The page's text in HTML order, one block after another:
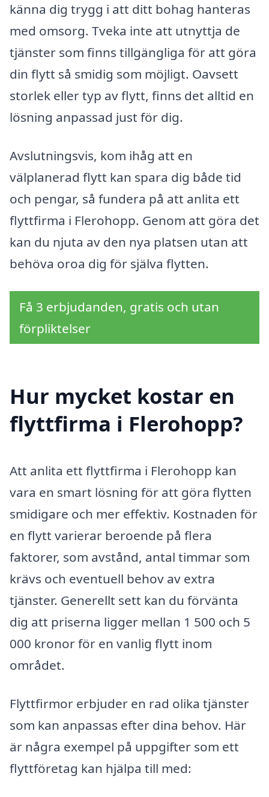
känna dig trygg i att ditt bohag hanteras
med omsorg. Tveka inte att utnyttja de
tjänster som finns tillgängliga för att göra
din flytt så smidig som möjligt. Oavsett
storlek eller typ av flytt, finns det alltid en
lösning anpassad just för dig.
Avslutningsvis, kom ihåg att en
välplanerad flytt kan spara dig både tid
och pengar, så fundera på att anlita ett
flyttfirma i Flerohopp. Genom att göra det
kan du njuta av den nya platsen utan att
behöva oroa dig för själva flytten.
Få 3 erbjudanden, gratis och utan
förpliktelser
Hur mycket kostar en
flyttfirma i Flerohopp?
Att anlita ett flyttfirma i Flerohopp kan
vara en smart lösning för att göra flytten
smidigare och mer effektiv. Kostnaden för
en flytt varierar beroende på flera
faktorer, som avstånd, antal timmar som
krävs och eventuell behov av extra
tjänster. Generellt sett kan du förvänta
dig att priserna ligger mellan 1 500 och 5
000 kronor för en vanlig flytt inom
området.
Flyttfirmor erbjuder en rad olika tjänster
som kan anpassas efter dina behov. Här
är några exempel på uppgifter som ett
flyttföretag kan hjälpa till med: